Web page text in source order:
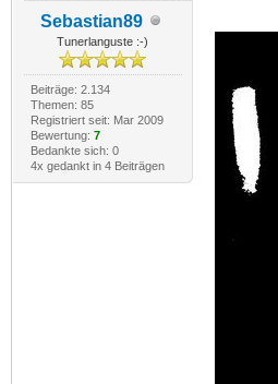
Sebastian89
Tunerlanguste :-)
Beiträge: 2.134
Themen: 85
Registriert seit: Mar 2009
Bewertung: 7
Bedankte sich: 0
4x gedankt in 4 Beiträgen